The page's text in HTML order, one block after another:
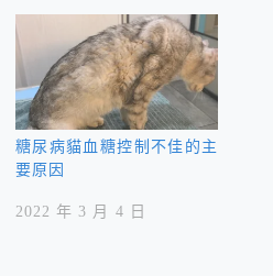
糖尿病貓血糖控制不佳的主
要原因
2022 年 3 月 4 日